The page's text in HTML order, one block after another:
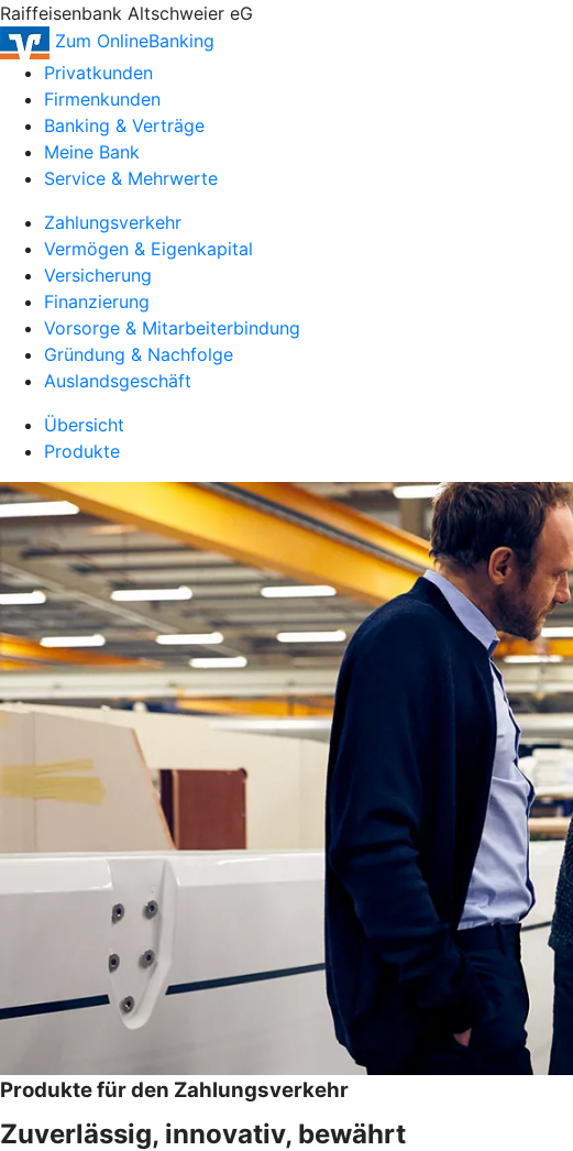
Raiffeisenbank Altschweier eG
Zum OnlineBanking
Privatkunden
Firmenkunden
Banking & Verträge
Meine Bank
Service & Mehrwerte
Zahlungsverkehr
Vermögen & Eigenkapital
Versicherung
Finanzierung
Vorsorge & Mitarbeiterbindung
Gründung & Nachfolge
Auslandsgeschäft
Übersicht
Produkte
Produkte für den Zahlungsverkehr
Zuverlässig, innovativ, bewährt